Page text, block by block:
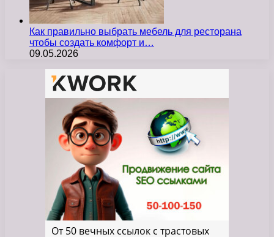
Как правильно выбрать мебель для ресторана
чтобы создать комфорт и…
09.05.2026